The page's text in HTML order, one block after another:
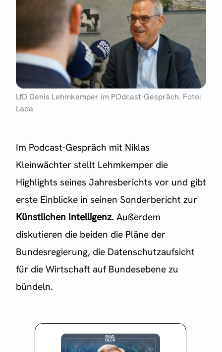
LfD Denis Lehmkemper im POdcast-Gespräch. Foto:
Lada
Im Podcast-Gespräch mit Niklas
Kleinwächter stellt Lehmkemper die
Highlights seines Jahresberichts vor und gibt
erste Einblicke in seinen Sonderbericht zur
Künstlichen Intelligenz. Außerdem
diskutieren die beiden die Pläne der
Bundesregierung, die Datenschutzaufsicht
für die Wirtschaft auf Bundesebene zu
bündeln.